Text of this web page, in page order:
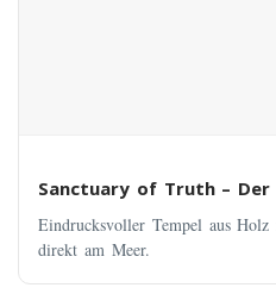
Sanctuary of Truth –
Eindrucksvoller Tempel aus
direkt am Meer.